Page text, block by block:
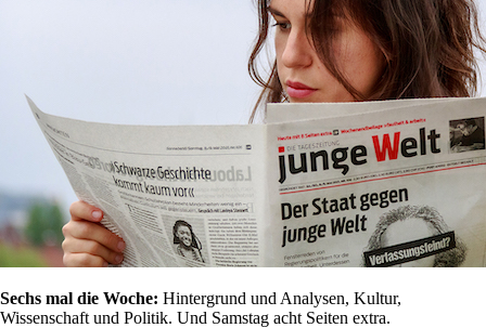
Sechs mal die Woche: Hintergrund und Analysen, Kultur,
Wissenschaft und Politik. Und Samstag acht Seiten extra.